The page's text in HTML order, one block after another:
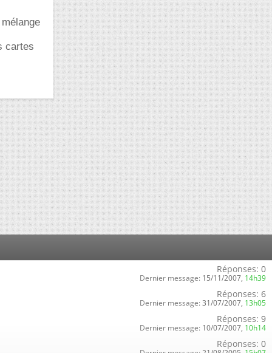
cartes
Réponses: 0
Dernier message: 15/11/2007, 14h39
Réponses: 6
Dernier message: 31/07/2007, 13h05
Réponses: 9
Dernier message: 10/07/2007, 10h14
Réponses: 0